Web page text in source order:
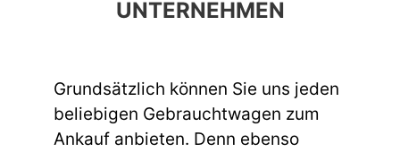
UNTERNEHMEN
Grundsätzlich können Sie uns jeden
beliebigen Gebrauchtwagen zum
Ankauf anbieten. Denn ebenso